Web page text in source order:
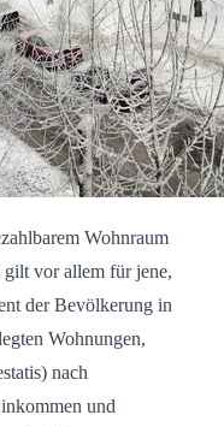
Wohnraum
vor allem für jene,
der Bevölkerung in
Wohnungen,
nach
und